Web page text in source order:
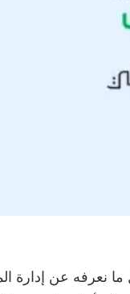
ما نعرفه عن إدارة